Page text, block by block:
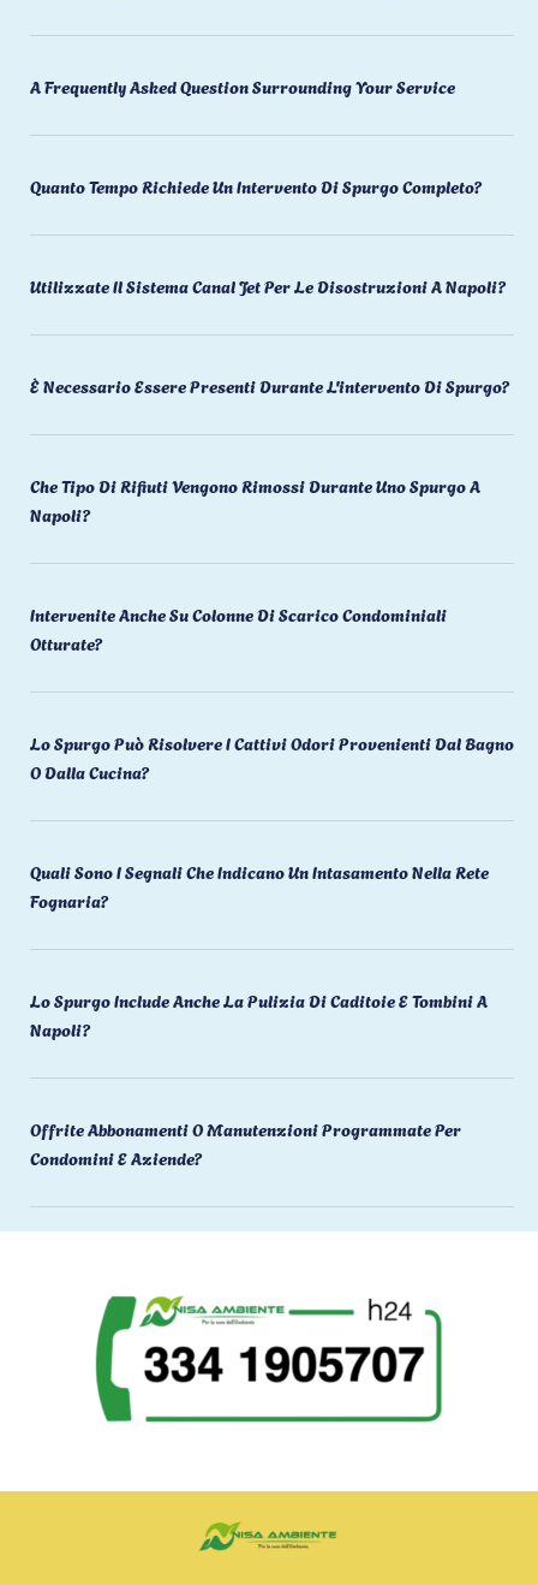
A Frequently Asked Question Surrounding Your Service
Quanto Tempo Richiede Un Intervento Di Spurgo Completo?
Utilizzate Il Sistema Canal Jet Per Le Disostruzioni A Napoli?
È Necessario Essere Presenti Durante L'intervento Di Spurgo?
Che Tipo Di Rifiuti Vengono Rimossi Durante Uno Spurgo A
Napoli?
Intervenite Anche Su Colonne Di Scarico Condominiali
Otturate?
Lo Spurgo Può Risolvere I Cattivi Odori Provenienti Dal Bagno
O Dalla Cucina?
Quali Sono I Segnali Che Indicano Un Intasamento Nella Rete
Fognaria?
Lo Spurgo Include Anche La Pulizia Di Caditoie E Tombini A
Napoli?
Offrite Abbonamenti O Manutenzioni Programmate Per
Condomini E Aziende?